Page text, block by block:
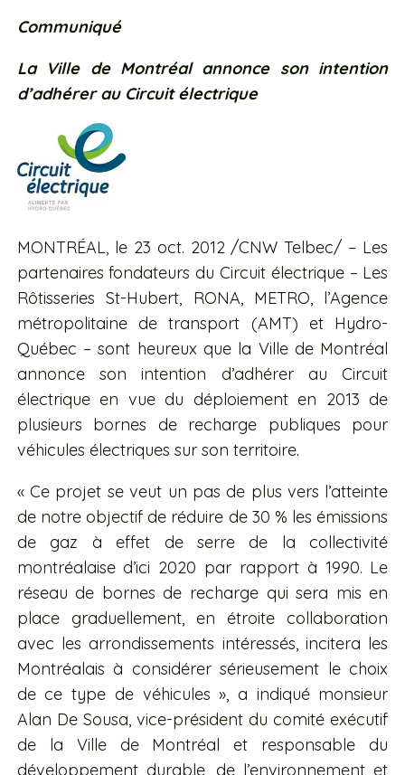
Communiqué
La Ville de Montréal annonce son intention
d’adhérer au Circuit électrique
MONTRÉAL, le 23 oct. 2012 /CNW Telbec/ – Les
partenaires fondateurs du Circuit électrique – Les
Rôtisseries St-Hubert, RONA, METRO, l’Agence
métropolitaine de transport (AMT) et Hydro-
Québec – sont heureux que la Ville de Montréal
annonce son intention d’adhérer au Circuit
électrique en vue du déploiement en 2013 de
plusieurs bornes de recharge publiques pour
véhicules électriques sur son territoire.
« Ce projet se veut un pas de plus vers l’atteinte
de notre objectif de réduire de 30 % les émissions
de gaz à effet de serre de la collectivité
montréalaise d’ici 2020 par rapport à 1990. Le
réseau de bornes de recharge qui sera mis en
place graduellement, en étroite collaboration
avec les arrondissements intéressés, incitera les
Montréalais à considérer sérieusement le choix
de ce type de véhicules »,
a indiqué monsieur
Alan De Sousa, vice-président du comité exécutif
de la Ville de Montréal et responsable du
développement durable, de l’environnement et